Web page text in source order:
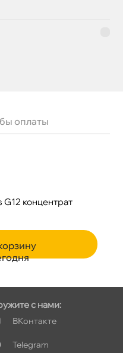
оплаты
концентрат
с нами:
Контакте
Telegram